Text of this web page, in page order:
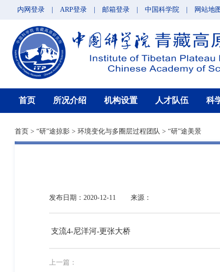
内网登录 ARP登录 邮箱登录 中国科学院 网站地
首页 所况介绍 机构设置 人才队伍 科
首页 > “研”途掠影 > 环境变化与多圈层过程团队 > “研”途美景
发布日期：2020-12-11 来源：
支流4-尼洋河-更张大桥
上一篇：